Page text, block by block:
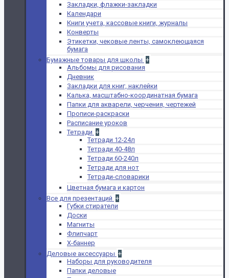
Закладки, флажки-закладки
Календари
Книги учета, кассовые книги, журналы
Конверты
Этикетки, чековые ленты, самоклеющаяся
бумага
Бумажные товары для школы +
Альбомы для рисования
Дневник
Закладки для книг, наклейки
Калька, масштабно-координатная бумага
Папки для акварели, черчения, чертежей
Прописи-раскраски
Расписание уроков
Тетради +
Тетради 12-24л
Тетради 40-48л
Тетради 60-240л
Тетради для нот
Тетради-словарики
Цветная бумага и картон
Все для презентаций +
Губки стиратели
Доски
Магниты
Флипчарт
Х-баннер
Деловые аксессуары +
Наборы для руководителя
Папки деловые